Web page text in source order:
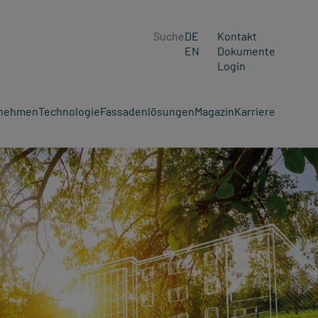
SucheDE
EN
Kontakt
Dokumente
Login
TechnologieFassadenlösungenMagazinKarriere